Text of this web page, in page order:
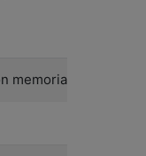
memoria